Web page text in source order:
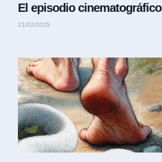
El episodio cinematográfico
21/02/2025